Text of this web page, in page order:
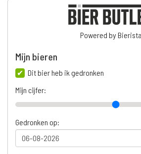
Powered by Bierista
Mijn bieren
Dit bier heb ik gedronken
Mijn cijfer:
Gedronken op: